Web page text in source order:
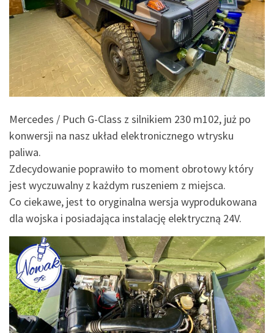
Mercedes / Puch G-Class z silnikiem 230 m102, już po
konwersji na nasz układ elektronicznego wtrysku
paliwa.
Zdecydowanie poprawiło to moment obrotowy który
jest wyczuwalny z każdym ruszeniem z miejsca.
Co ciekawe, jest to oryginalna wersja wyprodukowana
dla wojska i posiadająca instalację elektryczną 24V.